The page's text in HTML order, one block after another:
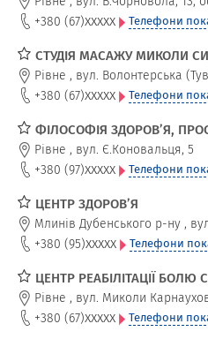
+380 (67)xxxxx Телефони
СТУДІЯ МАСАЖУ МИКОЛИ
Рівне , вул. Волонтерська
+380 (67)xxxxx Телефони
ФІЛОСОФІЯ ЗДОРОВ’Я,
Рівне , вул. Є.Коновальця, 5
+380 (97)xxxxx Телефони
ЦЕНТР ЗДОРОВ’Я
Млинів Дубенського р-ну ,
+380 (95)xxxxx Телефони
ЦЕНТР РЕАБІЛІТАЦІЇ БОЛЮ
Рівне , вул. Миколи
+380 (67)xxxxx Телефони